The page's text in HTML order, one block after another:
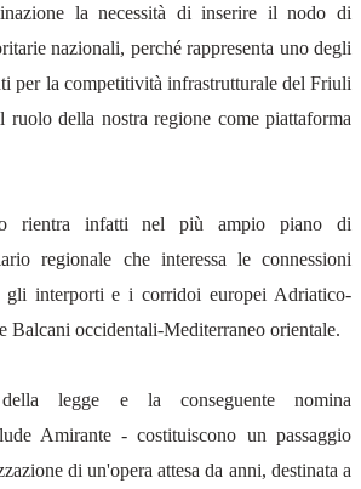
la necessità di inserire il nodo di
nazionali, perché rappresenta uno degli
per la competitività infrastrutturale del Friuli
della nostra regione come piattaforma
rientra infatti nel più ampio piano di
regionale che interessa le connessioni
gli interporti e i corridoi europei Adriatico-
Balcani occidentali-Mediterraneo orientale.
legge e la conseguente nomina
Amirante - costituiscono un passaggio
di un'opera attesa da anni, destinata a